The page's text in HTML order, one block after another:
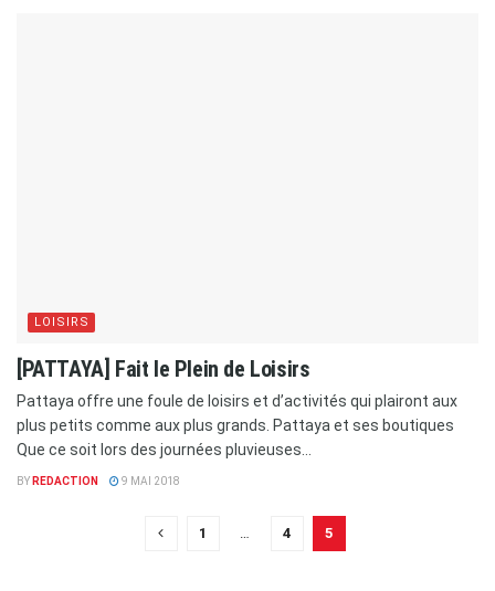
LOISIRS
[PATTAYA] Fait le Plein de Loisirs
Pattaya offre une foule de loisirs et d’activités qui plairont aux
plus petits comme aux plus grands. Pattaya et ses boutiques
Que ce soit lors des journées pluvieuses...
BY REDACTION 9 MAI 2018
1 … 4 5